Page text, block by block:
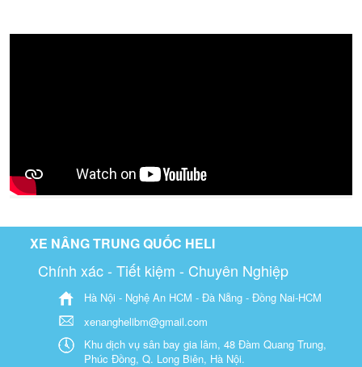
XE NÂNG TRUNG QUỐC HELI
Chính xác - Tiết kiệm - Chuyên Nghiệp
Hà Nội - Nghệ An HCM - Đà Nẵng - Đồng Nai-HCM
xenanghelibm@gmail.com
Khu dịch vụ sân bay gia lâm, 48 Đàm Quang Trung,
Phúc Đồng, Q. Long Biên, Hà Nội.